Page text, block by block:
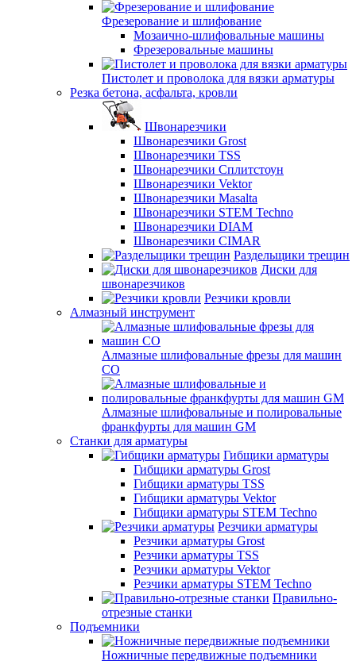
Фрезерование и шлифование
Мозаично-шлифовальные машины
Фрезеровальные машины
Пистолет и проволока для вязки арматуры
Резка бетона, асфальта, кровли
Швонарезчики
Швонарезчики Grost
Швонарезчики TSS
Швонарезчики Сплитстоун
Швонарезчики Vektor
Швонарезчики Masalta
Швонарезчики STEM Techno
Швонарезчики DIAM
Швонарезчики CIMAR
Раздельщики трещин
Диски для
швонарезчиков
Резчики кровли
Алмазный инструмент
Алмазные шлифовальные фрезы для машин
СО
Алмазные шлифовальные и полировальные
франкфурты для машин GM
Станки для арматуры
Гибщики арматуры
Гибщики арматуры Grost
Гибщики арматуры TSS
Гибщики арматуры Vektor
Гибщики арматуры STEM Techno
Резчики арматуры
Резчики арматуры Grost
Резчики арматуры TSS
Резчики арматуры Vektor
Резчики арматуры STEM Techno
Правильно-
отрезные станки
Подъемники
Ножничные передвижные подъемники